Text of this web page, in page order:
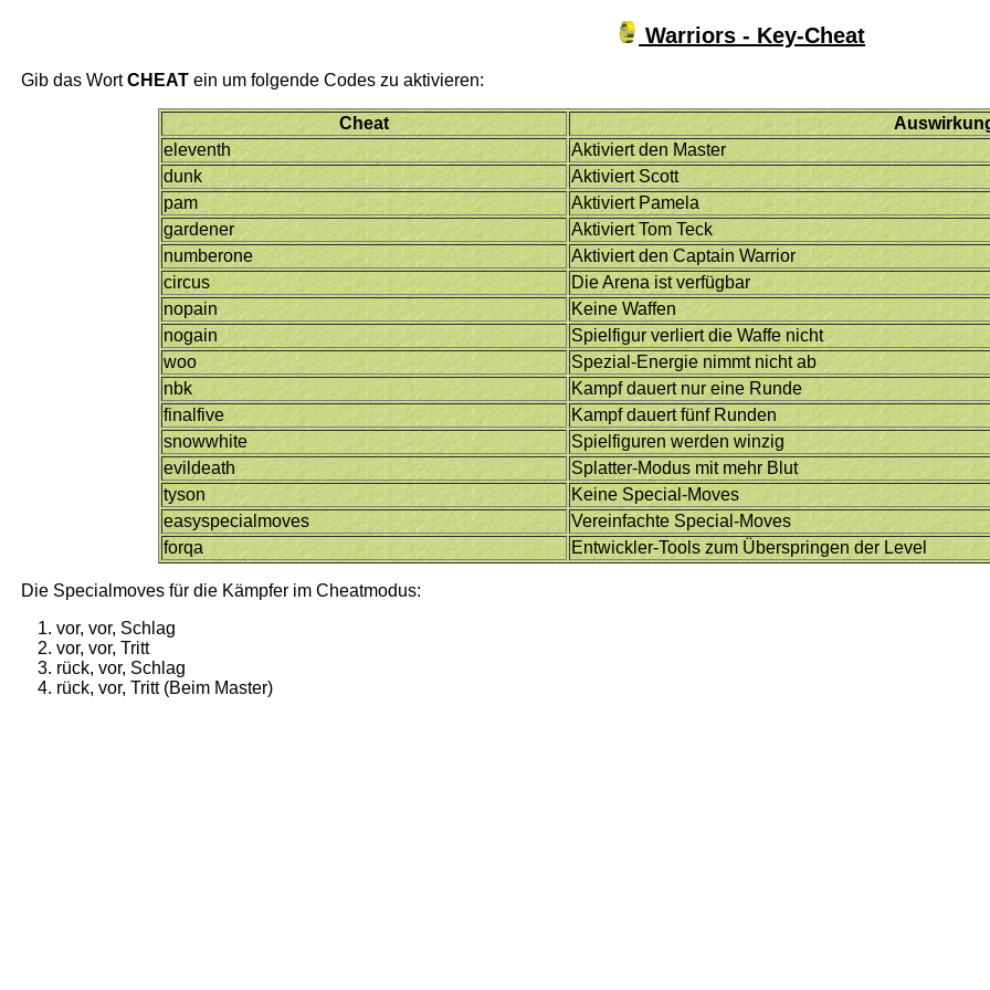
Warriors - Key-Cheat
Gib das WortCHEATein um folgende Codes zu aktivieren:
Cheat
eleventh
Aktiviert den Master
dunk
Aktiviert Scott
pam
Aktiviert Pamela
gardener
Aktiviert Tom Teck
numberone
Aktiviert den Captain Warrior
circus
Die Arena ist verfügbar
nopain
Keine Waffen
nogain
Spielfigur verliert die Waffe nicht
woo
Spezial-Energie nimmt nicht ab
nbk
Kampf dauert nur eine Runde
finalfive
Kampf dauert fünf Runden
snowwhite
Spielfiguren werden winzig
evildeath
Splatter-Modus mit mehr Blut
tyson
Keine Special-Moves
easyspecialmoves
Vereinfachte Special-Moves
forqa
Entwickler-Tools zum Überspringen der Level
Die Specialmoves für die Kämpfer im Cheatmodus:
vor, vor, Schlag
vor, vor, Tritt
rück, vor, Schlag
rück, vor, Tritt (Beim Master)